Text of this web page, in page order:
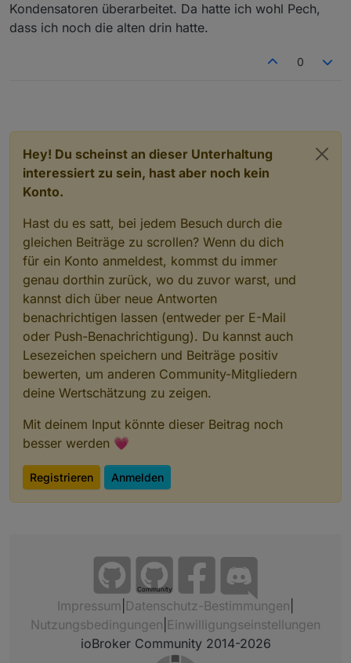
@prototyp1980 sagte in[Erledigt] Homematic -
die Hälfte ausgefallen.
War aber noch die J-Serie
Kondensatoren überarbeitet. Da hatte ich wohl Pech,
dass ich noch die alten drin hatte.
0
Hey! Du scheinst an dieser Unterhaltung
interessiert zu sein, hast aber noch kein
Konto.
Hast du es satt, bei jedem Besuch durch die
gleichen Beiträge zu scrollen? Wenn du dich
für ein Konto anmeldest, kommst du immer
genau dorthin zurück, wo du zuvor warst, und
kannst dich über neue Antworten
benachrichtigen lassen (entweder per E-Mail
oder Push-Benachrichtigung). Du kannst auch
Lesezeichen speichern und Beiträge positiv
bewerten, um anderen Community-Mitgliedern
deine Wertschätzung zu zeigen.
Mit deinem Input könnte dieser Beitrag noch
besser werden 💗
Registrieren Anmelden
Community
Impressum Datenschutz-Bestimmungen
Nutzungsbedingungen Einwilligungseinstellungen
ioBroker Community 2014-2026